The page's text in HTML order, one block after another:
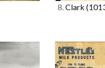
8.Clark